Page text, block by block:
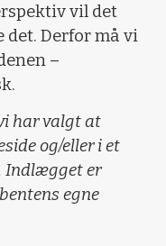
vil det
Derfor må vi
–
har valgt at
og/eller i et
Indlægget er
egne